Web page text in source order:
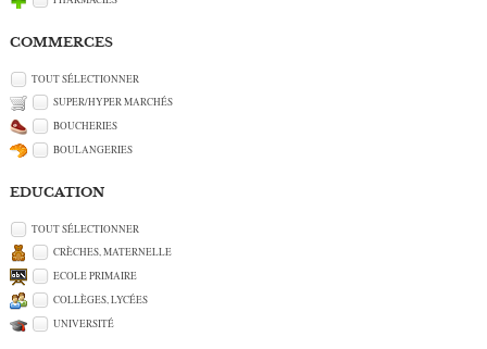
COMMERCES
TOUT SÉLECTIONNER
SUPER/HYPER MARCHÉS
BOUCHERIES
BOULANGERIES
EDUCATION
TOUT SÉLECTIONNER
CRÈCHES, MATERNELLE
ECOLE PRIMAIRE
COLLÈGES, LYCÉES
UNIVERSITÉ